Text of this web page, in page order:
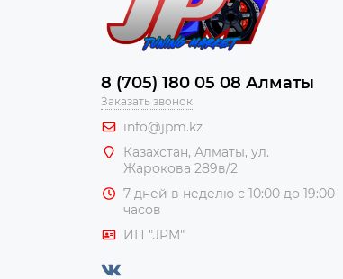
8 (705) 180 05 08 Алматы
Заказать звонок
info@jpm.kz
Казахстан, Алматы, ул.
Жарокова 289в/2
7 дней в неделю с 10:00 до 19:00
часов
ИП "JPM"